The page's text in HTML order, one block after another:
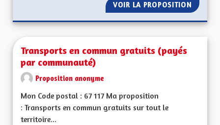
VOIR LA PROPOSITION
Transports en commun gratuits (payés
par communauté)
Proposition anonyme
Mon Code postal : 67 117 Ma proposition
: Transports en commun gratuits sur tout le
territoire...